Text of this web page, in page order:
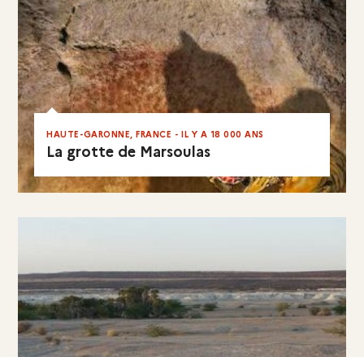
La grotte de Marsoulas
HAUTE-GARONNE, FRANCE - IL Y A 18 000 ANS
EN RÉSUMÉ